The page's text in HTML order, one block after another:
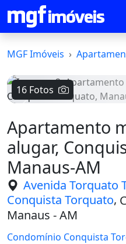
MGF Imóveis
16 Fotos
Apartamento
alugar,
Manaus-AM
Avenida Torquato
Conquista Torquato,
Manaus - AM
Condomínio Conquista